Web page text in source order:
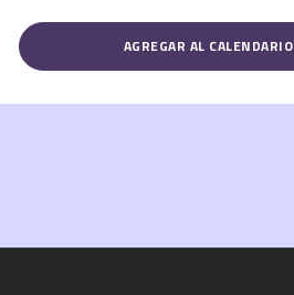
AGREGAR AL CALENDARIO